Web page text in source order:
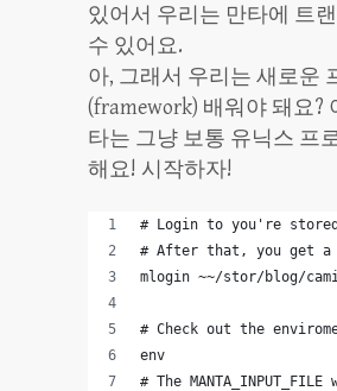
있어서 우리는 만타에 트
수 있어요.
아, 그래서 우리는 새로운
(framework) 배워야 돼요?
타는 그냥 보통 유닉스 프
해요! 시작하자!
# Login to you're
# After that, you get a
mlogin ~~/stor/blog/
# Check out the
env
# The